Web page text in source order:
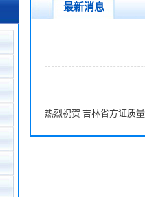
最新消息
热烈祝贺 吉林省方证质